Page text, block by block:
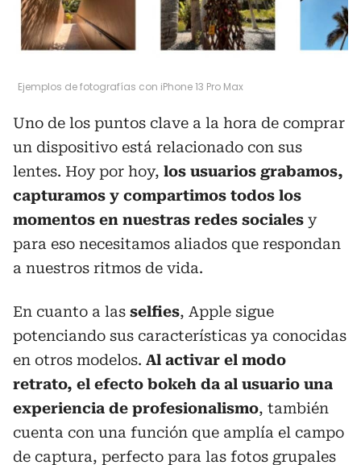
Ejemplos de fotografías con iPhone 13 Pro Max
Uno de los puntos clave a la hora de comprar
un dispositivo está relacionado con sus
lentes. Hoy por hoy, los usuarios grabamos,
capturamos y compartimos todos los
momentos en nuestras redes sociales y
para eso necesitamos aliados que respondan
a nuestros ritmos de vida.
En cuanto a las selfies, Apple sigue
potenciando sus características ya conocidas
en otros modelos. Al activar el modo
retrato, el efecto bokeh da al usuario una
experiencia de profesionalismo, también
cuenta con una función que amplía el campo
de captura, perfecto para las fotos grupales